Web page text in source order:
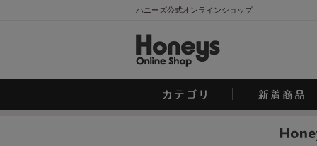
ハニーズ公式オンラインショップ